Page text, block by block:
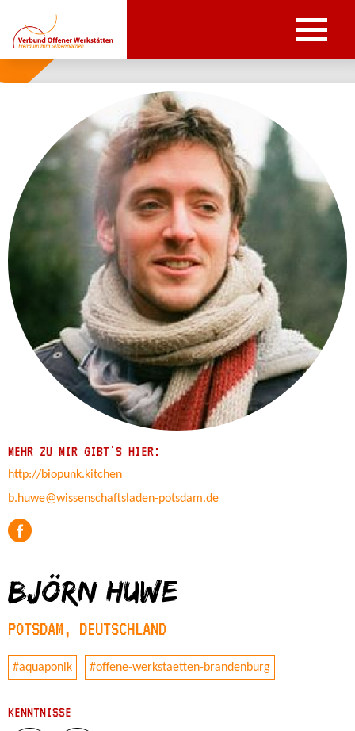
MEHR ZU MIR GIBT'S HIER:
http://biopunk.kitchen
b.huwe@wissenschaftsladen-potsdam.de
Björn Huwe
POTSDAM, DEUTSCHLAND
#aquaponik #offene-werkstaetten-brandenburg
KENNTNISSE